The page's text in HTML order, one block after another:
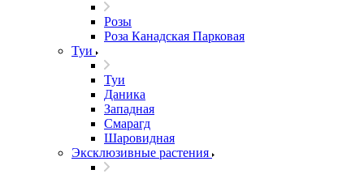
Розы
Роза Канадская Парковая
Туи
Туи
Даника
Западная
Смарагд
Шаровидная
Эксклюзивные растения